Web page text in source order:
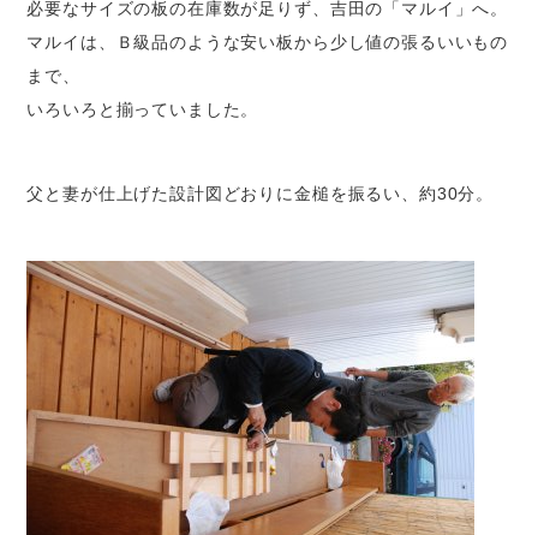
必要なサイズの板の在庫数が足りず、吉田の「マルイ」へ。
マルイは、Ｂ級品のような安い板から少し値の張るいいもの
まで、
いろいろと揃っていました。
父と妻が仕上げた設計図どおりに金槌を振るい、約30分。